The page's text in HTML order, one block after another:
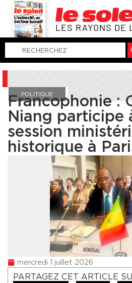
LES RAYONS DE
POLITIQUE
Francophonie :
Niang participe
session
historique à
mercredi 1 juillet 2026
PARTAGEZ CET ARTICLE